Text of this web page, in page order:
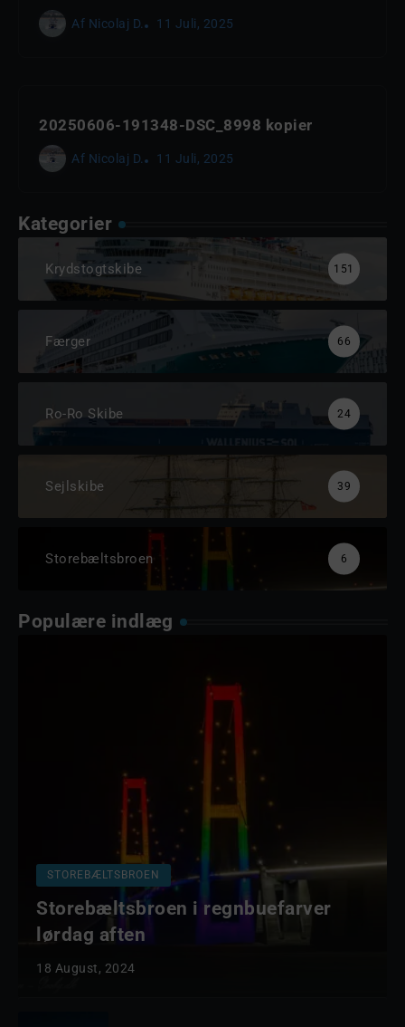
Af Nicolaj D. 11 Juli, 2025
20250606-191348-DSC_8998 kopier
Af Nicolaj D. 11 Juli, 2025
Kategorier
Krydstogtskibe 151
Færger 66
Ro-Ro Skibe 24
Sejlskibe 39
Storebæltsbroen 6
Populære indlæg
STOREBÆLTSBROEN
Storebæltsbroen i regnbuefarver
lørdag aften
18 August, 2024